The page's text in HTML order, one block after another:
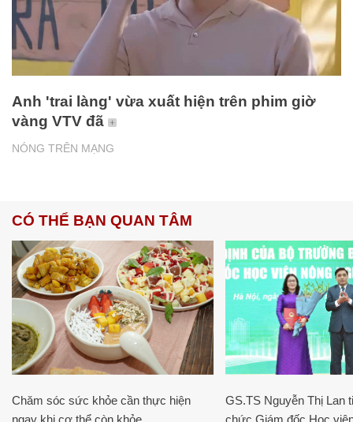
NÓNG TRÊN MẠNG
Anh 'trai làng' vừa xuất hiện trên phim giờ
vàng VTV đã
CÓ THỂ BẠN QUAN TÂM
Chăm sóc sức khỏe cần thực hiện
ngay khi cơ thể còn khỏe
GS.TS Nguyễn Thị Lan
chức Giám đốc Học